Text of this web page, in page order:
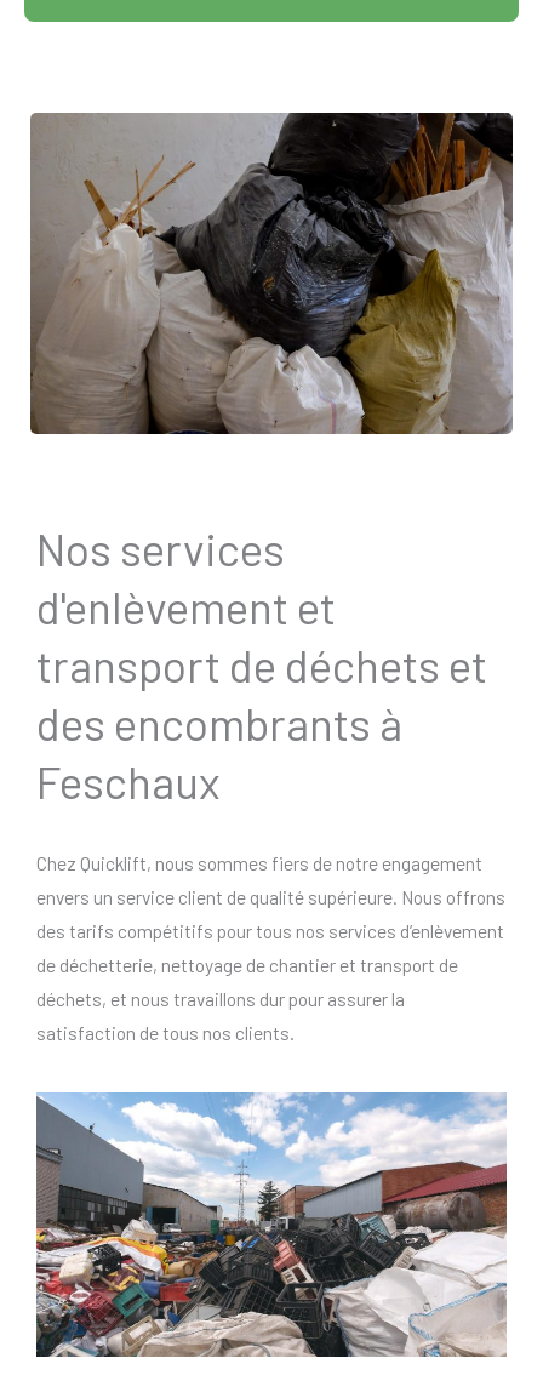
Nos services
d'enlèvement et
transport de déchets et
des encombrants à
Feschaux
Chez Quicklift, nous sommes fiers de notre engagement
envers un service client de qualité supérieure. Nous offrons
des tarifs compétitifs pour tous nos services d’enlèvement
de déchetterie, nettoyage de chantier et transport de
déchets, et nous travaillons dur pour assurer la
satisfaction de tous nos clients.